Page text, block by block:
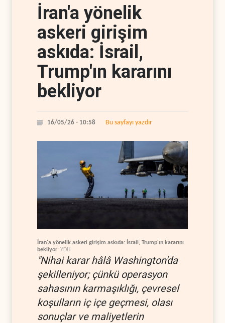
İran'a yönelik
askeri girişim
askıda: İsrail,
Trump'ın kararını
bekliyor
16/05/26 - 10:58 Bu sayfayı yazdır
İran'a yönelik askeri girişim askıda: İsrail, Trump'ın kararını
bekliyor YDH
"Nihai karar hâlâ Washington'da
şekilleniyor; çünkü operasyon
sahasının karmaşıklığı, çevresel
koşulların iç içe geçmesi, olası
sonuçlar ve maliyetlerin